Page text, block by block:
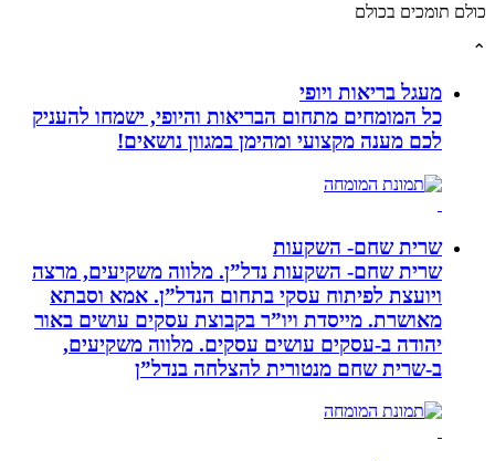
בכולם
מעגל בריאות ויופי
כל המומחים מתחום הבריאות והיופי, ישמחו להעניק
לכם מענה מקצועי ומהימן במגוון נושאים!
שרית שחם- השקעות
שרית שחם- השקעות נדל”ן. מלווה משקיעים, מרצה
ויועצת לפיתוח עסקי בתחום הנדל”ן. אמא וסבתא
מאושרת. ‏מייסדת ויו”ר בקבוצת עסקים עושים באור
יהודה‏ ב-‏עסקים עושים עסקים‏. ‏מלווה משקיעים,
ב-‏שרית שחם מנטורית להצלחה בנדל”ן‏